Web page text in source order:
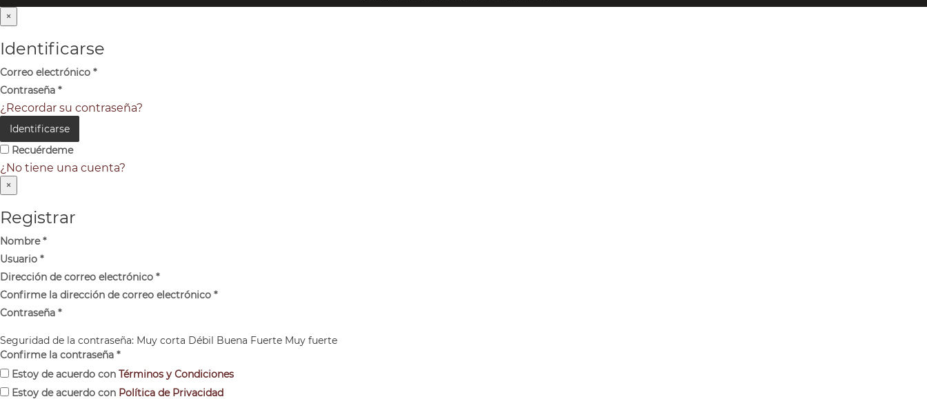
×
Identificarse
Correo electrónico *
Contraseña *
¿Recordar su contraseña?
Identificarse
Recuérdeme
¿No tiene una cuenta?
×
Registrar
Nombre*
Usuario *
Dirección de correo electrónico *
Confirme la dirección de correo electrónico *
Contraseña *
Seguridad de la contraseña: Muy corta Débil Buena Fuerte Muy fuerte
Confirme la contraseña *
Estoy de acuerdo con Términos y Condiciones
Estoy de acuerdo con Política de Privacidad